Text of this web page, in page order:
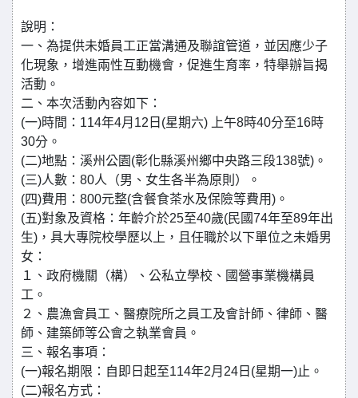
說明：
一、為提供未婚員工正當溝通及聯誼管道，並因應少子
化現象，增進兩性互動機會，促進生育率，特舉辦旨揭
活動。
二、本次活動內容如下：
(一)時間：114年4月12日(星期六) 上午8時40分至16時
30分。
(二)地點：溪州公園(彰化縣溪州鄉中央路三段138號)。
(三)人數：80人（男、女生各半為原則）。
(四)費用：800元整(含餐食茶水及保險等費用)。
(五)對象及資格：年齡介於25至40歲(民國74年至89年出
生)，具大專院校學歷以上，且任職於以下單位之未婚男
女：
１、政府機關（構）、公私立學校、國營事業機構員
工。
２、農漁會員工、醫療院所之員工及會計師、律師、醫
師、建築師等公會之執業會員。
三、報名事項：
(一)報名期限：自即日起至114年2月24日(星期一)止。
(二)報名方式：